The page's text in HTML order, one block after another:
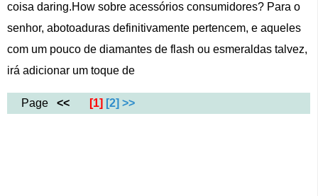
coisa daring.How sobre acessórios consumidores? Para o
senhor, abotoaduras definitivamente pertencem, e aqueles
com um pouco de diamantes de flash ou esmeraldas talvez,
irá adicionar um toque de
Page << [1] [2] >>